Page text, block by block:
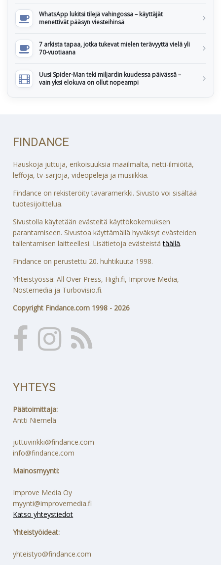
WhatsApp lukitsi tilejä vahingossa – käyttäjät
menettivät pääsyn viesteihinsä
7 arkista tapaa, jotka tukevat mielen terävyyttä vielä yli
70-vuotiaana
Uusi Spider-Man teki miljardin kuudessa päivässä –
vain yksi elokuva on ollut nopeampi
FINDANCE
Hauskoja juttuja, erikoisuuksia maailmalta, netti-ilmiöitä,
leffoja, tv-sarjoja, videopelejä ja musiikkia.
Findance on rekisteröity tavaramerkki. Sivusto voi sisältää
tuotesijoittelua.
Sivustolla käytetään evästeitä käyttökokemuksen
parantamiseen. Sivustoa käyttämällä hyväksyt evästeiden
tallentamisen laitteellesi. Lisätietoja evästeistätäällä.
Findance on perustettu 20. huhtikuuta 1998.
Yhteistyössä: All Over Press, High.fi, Improve Media,
Nostemedia ja Turbovisio.fi.
Copyright Findance.com 1998 - 2026
YHTEYS
Päätoimittaja:
Antti Niemelä
juttuvinkki@findance.com
info@findance.com
Mainosmyynti:
Improve Media Oy
myynti@improvemedia.fi
Katso yhteystiedot
Yhteistyöideat:
yhteistyo@findance.com